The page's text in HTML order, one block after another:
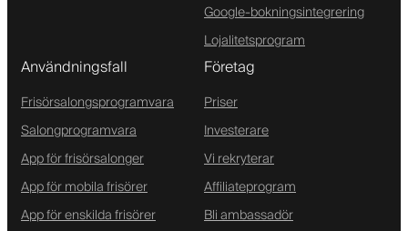
Google-bokningsintegrering
Lojalitetsprogram
Användningsfall
Frisörsalongsprogramvara
Salongprogramvara
App för frisörsalonger
App för mobila frisörer
App för enskilda frisörer
Företag
Priser
Investerare
Vi rekryterar
Affiliateprogram
Bli ambassadör